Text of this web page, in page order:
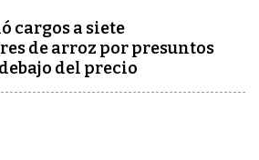
cargos a siete
de arroz por presuntos
del precio